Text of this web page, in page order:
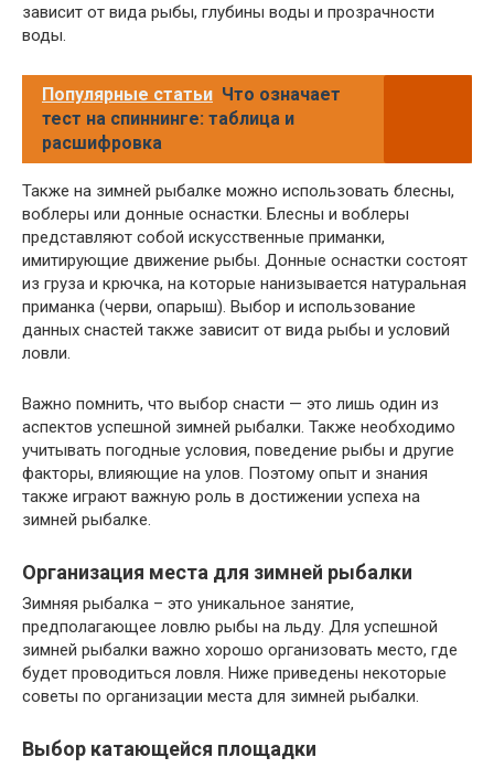
зависит от вида рыбы, глубины воды и прозрачности
воды.
Популярные статьи Что означает
тест на спиннинге: таблица и
расшифровка
Также на зимней рыбалке можно использовать блесны,
воблеры или донные оснастки. Блесны и воблеры
представляют собой искусственные приманки,
имитирующие движение рыбы. Донные оснастки состоят
из груза и крючка, на которые нанизывается натуральная
приманка (черви, опарыш). Выбор и использование
данных снастей также зависит от вида рыбы и условий
ловли.
Важно помнить, что выбор снасти — это лишь один из
аспектов успешной зимней рыбалки. Также необходимо
учитывать погодные условия, поведение рыбы и другие
факторы, влияющие на улов. Поэтому опыт и знания
также играют важную роль в достижении успеха на
зимней рыбалке.
Организация места для зимней рыбалки
Зимняя рыбалка – это уникальное занятие,
предполагающее ловлю рыбы на льду. Для успешной
зимней рыбалки важно хорошо организовать место, где
будет проводиться ловля. Ниже приведены некоторые
советы по организации места для зимней рыбалки.
Выбор катающейся площадки